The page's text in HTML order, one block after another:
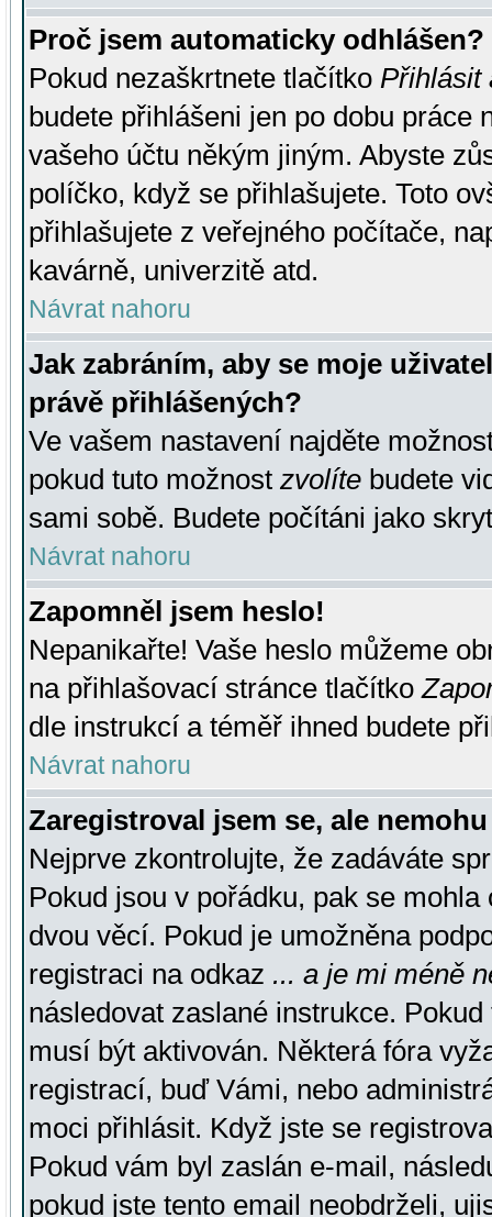
Proč jsem automaticky odhlášen?
Pokud nezaškrtnete tlačítko Přihlásit
budete přihlášeni jen po dobu práce
vašeho účtu někým jiným. Abyste
políčko, když se přihlašujete. Toto
přihlašujete z veřejného počítače,
kavárně, univerzitě atd.
Návrat nahoru
Jak zabráním, aby se moje
právě přihlášených?
Ve vašem nastavení najděte
pokud tuto možnost zvolíte budete
sami sobě. Budete počítáni jako
Návrat nahoru
Zapomněl jsem heslo!
Nepanikařte! Vaše heslo můžeme
na přihlašovací stránce tlačítko
dle instrukcí a téměř ihned budete
Návrat nahoru
Zaregistroval jsem se, ale
Nejprve zkontrolujte, že zadáváte
Pokud jsou v pořádku, pak se
dvou věcí. Pokud je umožněna
registraci na odkaz ... a je mi méně
následovat zaslané instrukce.
musí být aktivován. Některá fóra
registrací, buď Vámi, nebo
moci přihlásit. Když jste se
Pokud vám byl zaslán e-mail,
pokud jste tento email neobdrželi,